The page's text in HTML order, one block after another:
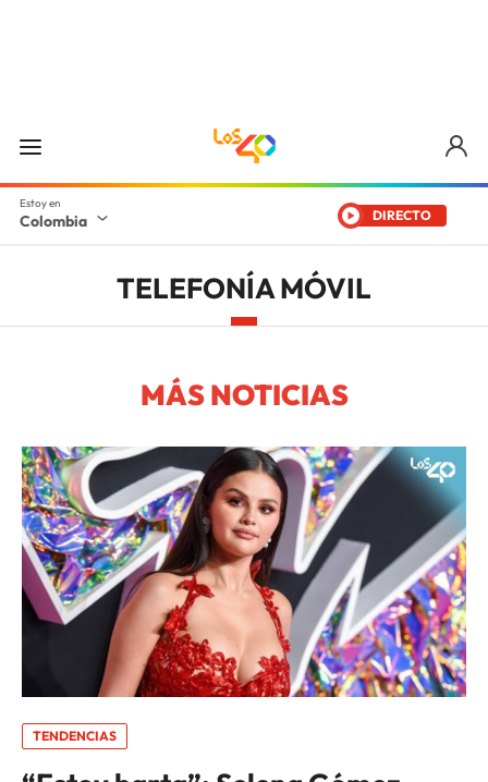
Colombia DIRECTO
TELEFONÍA MÓVIL
MÁS NOTICIAS
TENDENCIAS